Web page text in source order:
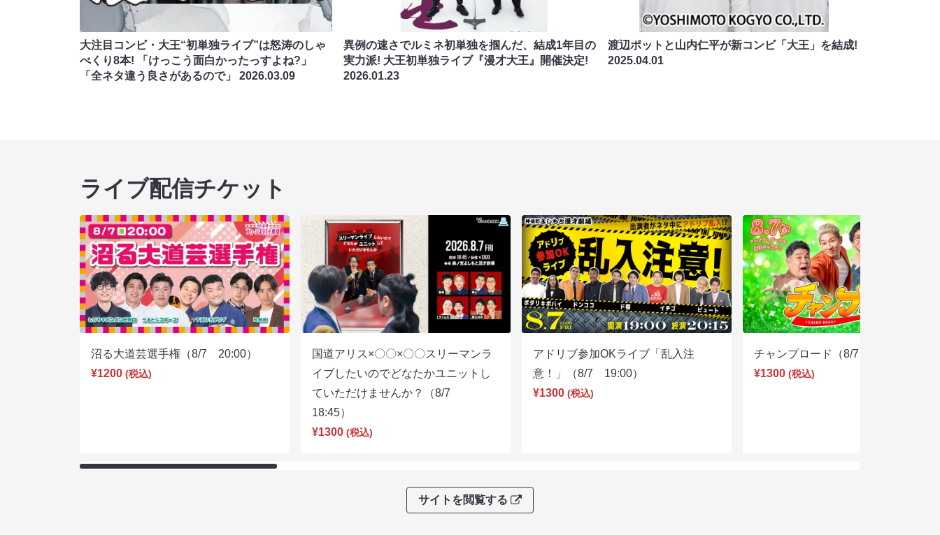
大注目コンビ・大王“初単独ライブ”は怒涛のしゃ
べくり8本! 「けっこう面白かったっすよね?」
「全ネタ違う良さがあるので」 2026.03.09
異例の速さでルミネ初単独を掴んだ、結成1年目の
実力派! 大王初単独ライブ『漫才大王』開催決定!
2026.01.23
渡辺ポットと山内仁平が新コンビ「大王」を結成!
2025.04.01
ライブ配信チケット
沼る大道芸選手権（8/7 20:00）
¥1200 (税込)
国道アリス×〇〇×〇〇スリーマンラ
イブしたいのでどなたかユニットし
ていただけませんか？（8/7
18:45）
¥1300 (税込)
アドリブ参加OKライブ「乱入注
意！」（8/7 19:00）
¥1300 (税込)
チャンプロード（8/7 19:30）
¥1300 (税込)
サイトを閲覧する